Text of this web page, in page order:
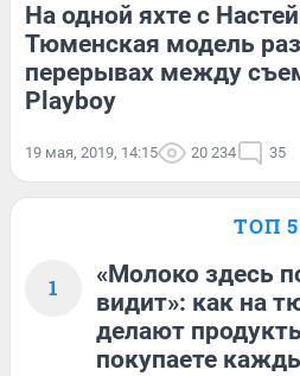
На одной яхте с
Тюменская модель
перерывах между
Playboy
19 мая, 2019, 14:15 20 234 35
ТОП 5
1
«Молоко здесь
видит»: как на
делают
покупаете